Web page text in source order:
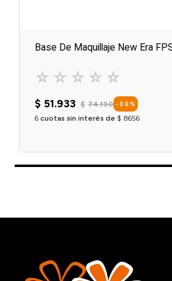
Base De Maquillaje New Era
☆ ☆ ☆ ☆ ☆
$ 51.933 $ 74.190 - 30 %
6 cuotas sin interés de $ 8656